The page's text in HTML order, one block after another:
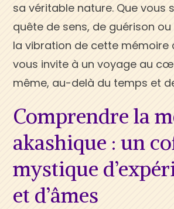
sa véritable nature. Que vous
quête de sens, de guérison ou
la vibration de cette mémoire
vous invite à un voyage au
même, au-delà du temps et
Comprendre la
akashique : un
mystique
et d’âmes